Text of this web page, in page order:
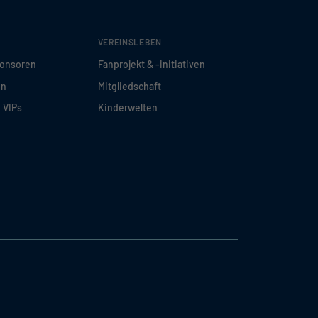
VEREINSLEBEN
Fanprojekt & -initiativen
Mitgliedschaft
Kinderwelten